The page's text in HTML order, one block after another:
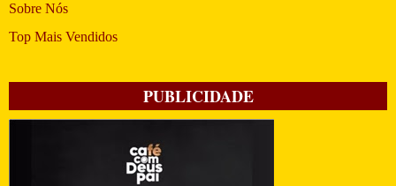
Sobre Nós
Top Mais Vendidos
PUBLICIDADE